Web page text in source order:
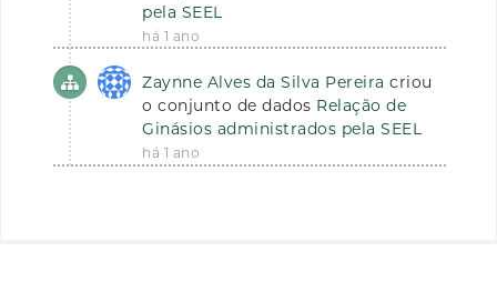
pela SEEL
há 1 ano
Zaynne Alves da Silva Pereira criou
o conjunto de dados Relação de
Ginásios administrados pela SEEL
há 1 ano